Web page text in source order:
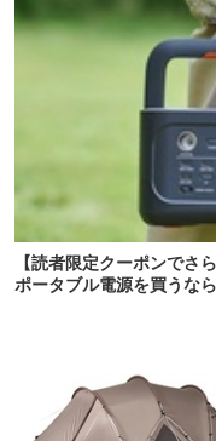
【読者限定クーポンでさ
ポータブル電源を買うな